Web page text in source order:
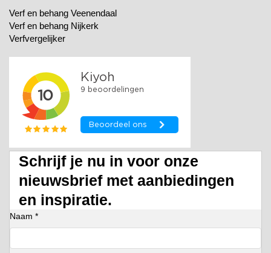
Verf en behang Veenendaal
Verf en behang Nijkerk
Verfvergelijker
Schrijf je nu in voor onze
nieuwsbrief met aanbiedingen
en inspiratie.
Naam *